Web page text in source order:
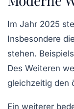
Im Jahr 2025
Insbesondere
stehen.
Des Weiteren
gleichzeitig den
Ein weiterer